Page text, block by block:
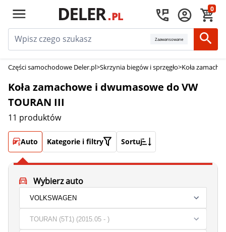
0
Zaawansowane
Części samochodowe Deler.pl>Skrzynia biegów i sprzęgło>Koła
Koła zamachowe i dwumasowe do VW
TOURAN III
11 produktów
Auto Kategorie i filtry Sortuj
Wybierz auto